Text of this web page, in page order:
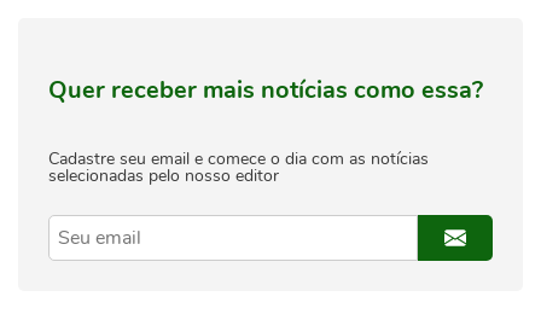
Quer receber mais notícias como essa?
Cadastre seu email e comece o dia com as notícias
selecionadas pelo nosso editor